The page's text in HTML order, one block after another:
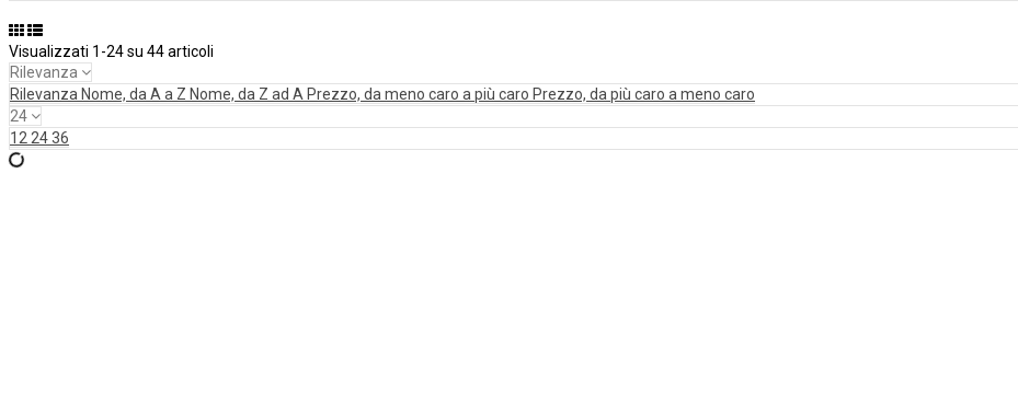
Visualizzati 1-24 su 44 articoli
Rilevanza
Rilevanza Nome, da A a Z Nome, da Z ad A Prezzo, da meno caro a più caro Prezzo, da più caro a meno caro
24
12 2436